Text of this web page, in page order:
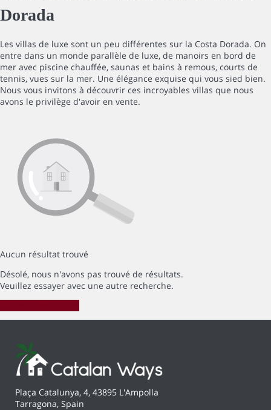
Dorada
Les villas de luxe sont un peu différentes sur la Costa Dorada. On
entre dans un monde parallèle de luxe, de manoirs en bord de
mer avec piscine chauffée, saunas et bains à remous, courts de
tennis, vues sur la mer. Une élégance exquise qui vous sied bien.
Nous vous invitons à découvrir ces incroyables villas que nous
avons le privilège d'avoir en vente.
Aucun résultat trouvé
Désolé, nous n'avons pas trouvé de résultats.
Veuillez essayer avec une autre recherche.
Plaça Catalunya, 4, 43895 L'Ampolla
Tarragona, Spain